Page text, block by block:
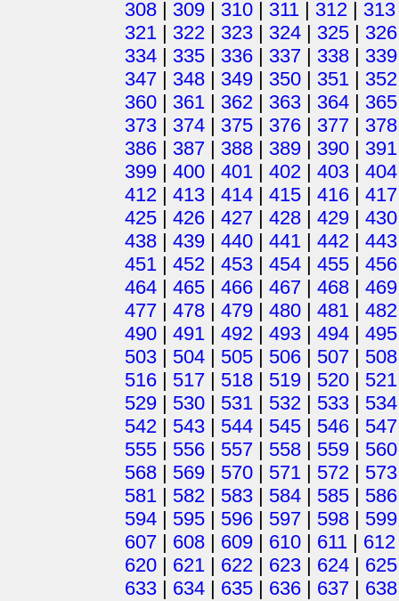
308 | 309 | 310 | 311 | 312 | 313
321 | 322 | 323 | 324 | 325 | 326
334 | 335 | 336 | 337 | 338 | 339
347 | 348 | 349 | 350 | 351 | 352
360 | 361 | 362 | 363 | 364 | 365
373 | 374 | 375 | 376 | 377 | 378
386 | 387 | 388 | 389 | 390 | 391
399 | 400 | 401 | 402 | 403 | 404
412 | 413 | 414 | 415 | 416 | 417
425 | 426 | 427 | 428 | 429 | 430
438 | 439 | 440 | 441 | 442 | 443
451 | 452 | 453 | 454 | 455 | 456
464 | 465 | 466 | 467 | 468 | 469
477 | 478 | 479 | 480 | 481 | 482
490 | 491 | 492 | 493 | 494 | 495
503 | 504 | 505 | 506 | 507 | 508
516 | 517 | 518 | 519 | 520 | 521
529 | 530 | 531 | 532 | 533 | 534
542 | 543 | 544 | 545 | 546 | 547
555 | 556 | 557 | 558 | 559 | 560
568 | 569 | 570 | 571 | 572 | 573
581 | 582 | 583 | 584 | 585 | 586
594 | 595 | 596 | 597 | 598 | 599
607 | 608 | 609 | 610 | 611 | 612
620 | 621 | 622 | 623 | 624 | 625
633 | 634 | 635 | 636 | 637 | 638